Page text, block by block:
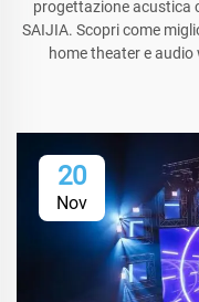
progettazione acustica
SAIJIA. Scopri come
home theater e
20
Nov